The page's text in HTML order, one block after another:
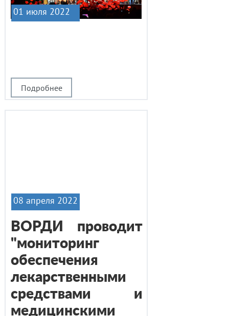
Подробнее
01 июля 2022
ВОРДИ проводит
"мониторинг
обеспечения
лекарственными
средствами и
медицинскими
08 апреля 2022